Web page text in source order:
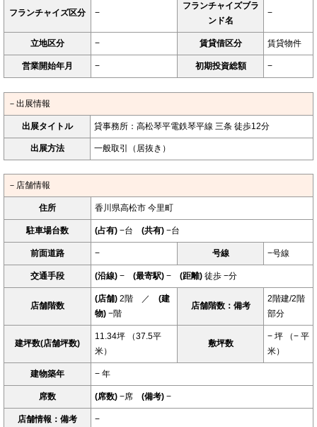
フランチャイズ区分 −
フランチャイズブラ
ンド名
−
立地区分 − 賃貸借区分 賃貸物件
営業開始年月 − 初期投資総額 −
－出展情報
出展タイトル 貸事務所：高松琴平電鉄琴平線 三条 徒歩12分
出展方法 一般取引（居抜き）
－店舗情報
住所 香川県高松市 今里町
駐車場台数 (占有) −台 (共有) −台
前面道路 − 号線 −号線
交通手段 (沿線) − (最寄駅) − (距離) 徒歩 −分
店舗階数
(店舗) 2階 ／ (建
物) −階
店舗階数：備考
2階建/2階
部分
建坪数(店舗坪数)
11.34坪 （37.5平
米）
敷坪数
− 坪 （− 平
米）
建物築年 − 年
席数 (席数) −席 (備考) −
店舗情報：備考 −